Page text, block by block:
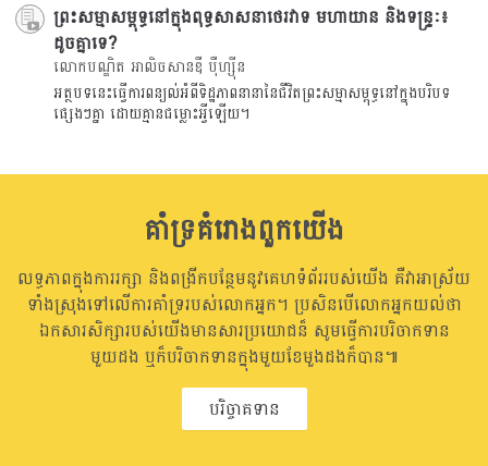
ព្រះសម្មាសម្ពុទ្ធនៅក្នុងពុទ្ធសាសនាថេរវាទ មហាយាន និងទន្រ្ទៈ៖
ដូចគ្នាទេ?
លោកបណ្ឌិត អាលិចសានឌឺ បុឺហ្សុីន
អត្ថបទនេះធ្វើការពន្យល់អំពីទិដ្ឋភាពនានានៃជីវិតព្រះសម្មាសម្ពុទ្ធនៅក្នុងបរិបទ
ផ្សេងៗគ្នា ដោយគ្មានជម្លោះអ្វីឡើយ។
គាំទ្រគំរោងពួកយើង
លទ្ធភាពក្នុងការរក្សា និងពង្រីកបន្ថែមនូវគេហទំព័ររបស់យើង គឺវាអាស្រ័យ
ទាំងស្រុងទៅលើការគាំទ្ររបស់លោកអ្នក។ ប្រសិនបើលោកអ្នកយល់ថា
ឯកសារសិក្សារបស់យើងមានសារប្រយោជន៏ សូមធ្វើការបរិចាកទាន
មួយដង ឬក៏បរិចាកទានក្នុងមួយខែមួងដងក៏បាន៕
បរិច្ចាគទាន